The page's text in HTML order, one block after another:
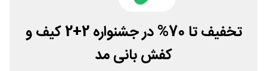
تخفیف تا 70% در جشنواره 2+2 کیف و
کفش بانی مد